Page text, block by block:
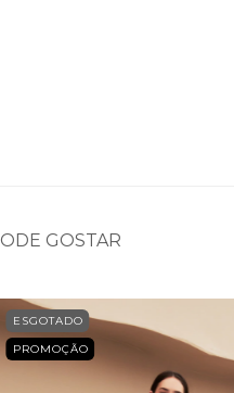
GOSTAR
ESGOTADO
PROMOÇÃO